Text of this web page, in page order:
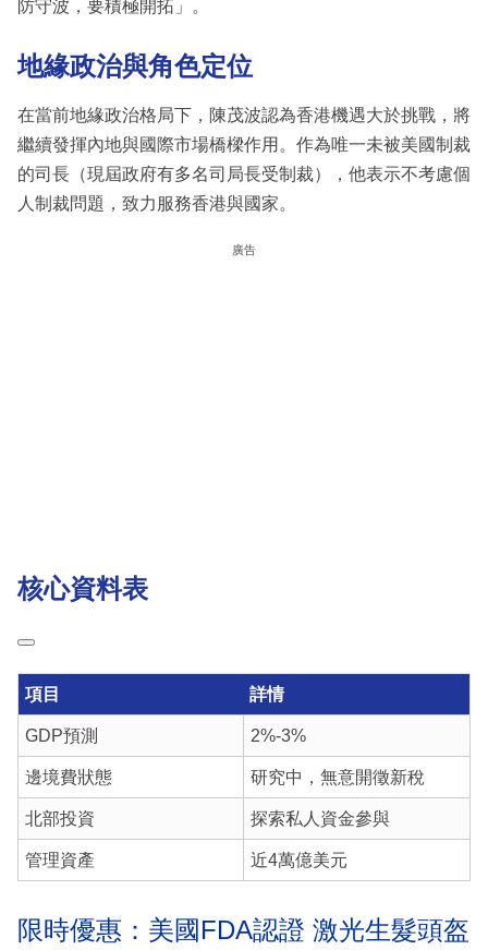
防守波，要積極開拓」。
地緣政治與角色定位
在當前地緣政治格局下，陳茂波認為香港機遇大於挑戰，將
繼續發揮內地與國際市場橋樑作用。作為唯一未被美國制裁
的司長（現屆政府有多名司局長受制裁），他表示不考慮個
人制裁問題，致力服務香港與國家。
廣告
核心資料表
項目 詳情
GDP預測 2%-3%
邊境費狀態 研究中，無意開徵新稅
北部投資 探索私人資金參與
管理資產 近4萬億美元
限時優惠：美國FDA認證 激光生髮頭盔